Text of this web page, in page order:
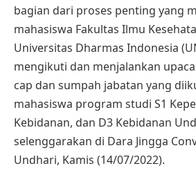
bagian dari proses penting yang
mahasiswa Fakultas Ilmu
Universitas Dharmas Indonesia
mengikuti dan menjalankan
cap dan sumpah jabatan yang
mahasiswa program studi S1
Kebidanan, dan D3 Kebidanan
selenggarakan di Dara Jingga
Undhari, Kamis (14/07/2022).